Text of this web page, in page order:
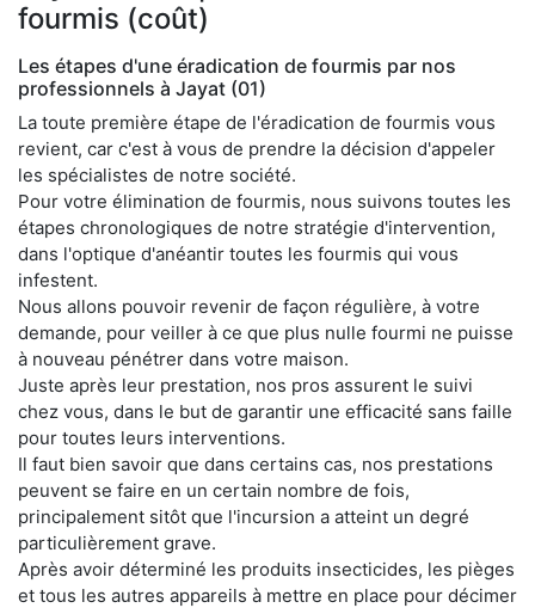
fourmis (coût)
Les étapes d'une éradication de fourmis par nos
professionnels à Jayat (01)
La toute première étape de l'éradication de fourmis vous
revient, car c'est à vous de prendre la décision d'appeler
les spécialistes de notre société.
Pour votre élimination de fourmis, nous suivons toutes les
étapes chronologiques de notre stratégie d'intervention,
dans l'optique d'anéantir toutes les fourmis qui vous
infestent.
Nous allons pouvoir revenir de façon régulière, à votre
demande, pour veiller à ce que plus nulle fourmi ne puisse
à nouveau pénétrer dans votre maison.
Juste après leur prestation, nos pros assurent le suivi
chez vous, dans le but de garantir une efficacité sans faille
pour toutes leurs interventions.
Il faut bien savoir que dans certains cas, nos prestations
peuvent se faire en un certain nombre de fois,
principalement sitôt que l'incursion a atteint un degré
particulièrement grave.
Après avoir déterminé les produits insecticides, les pièges
et tous les autres appareils à mettre en place pour décimer